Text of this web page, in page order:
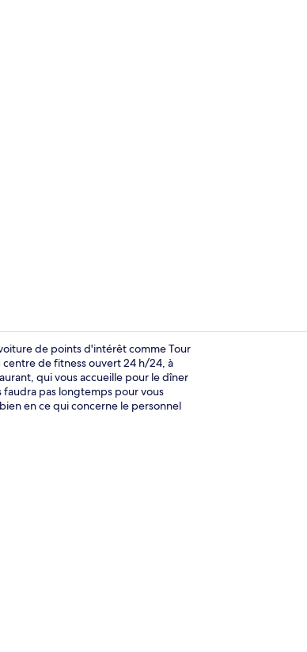
Réception
de points d'intérêt comme Tour
centre de fitness ouvert 24 h/24, à
qui vous accueille pour le dîner
faudra pas longtemps pour vous
en ce qui concerne le personnel